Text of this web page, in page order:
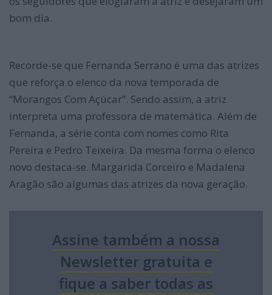
bom dia.
Recorde-se que Fernanda Serrano é uma das atrizes
que reforça o elenco da nova temporada de
“Morangos Com Açúcar”. Sendo assim, a atriz
interpreta uma professora de matemática. Além de
Fernanda, a série conta com nomes como Rita
Pereira e Pedro Teixeira. Da mesma forma o elenco
novo destaca-se. Margarida Corceiro e Madalena
Aragão são algumas das atrizes da nova geração.
Assine também a nossa
Newsletter gratuita e
fique a saber todas as